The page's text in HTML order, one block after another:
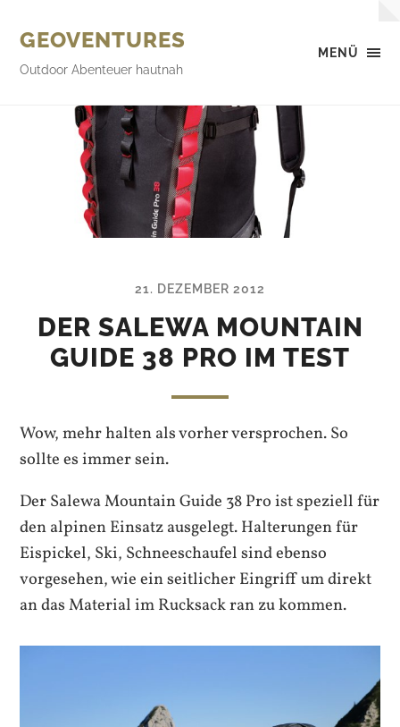
MENÜ
GEOVENTURES
Outdoor Abenteuer hautnah
21. DEZEMBER 2012
DER SALEWA MOUNTAIN
GUIDE 38 PRO IM TEST
Wow, mehr halten als vorher versprochen. So
sollte es immer sein.
Der Salewa Mountain Guide 38 Pro ist speziell für
den alpinen Einsatz ausgelegt. Halterungen für
Eispickel, Ski, Schneeschaufel sind ebenso
vorgesehen, wie ein seitlicher Eingriff um direkt
an das Material im Rucksack ran zu kommen.